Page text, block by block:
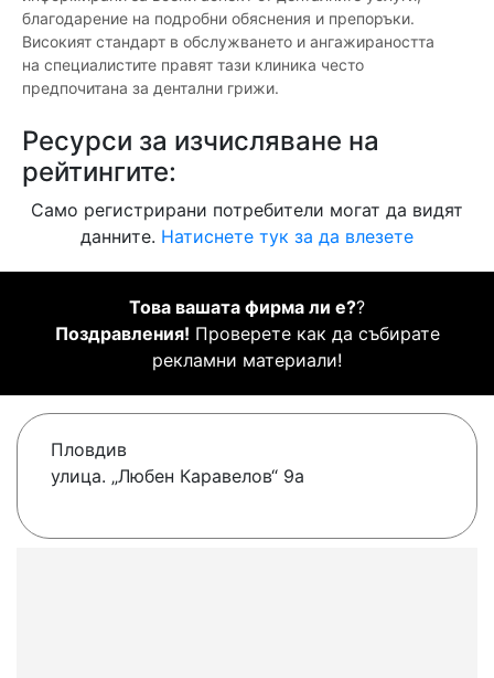
благодарение на подробни обяснения и препоръки.
Високият стандарт в обслужването и ангажираността
на специалистите правят тази клиника често
предпочитана за дентални грижи.
Ресурси за изчисляване на
рейтингите:
Само регистрирани потребители могат да видят
данните. Натиснете тук за да влезете
Това вашата фирма ли е??
Поздравления! Проверете как да събирате
рекламни материали!
Пловдив
улица. „Любен Каравелов“ 9а